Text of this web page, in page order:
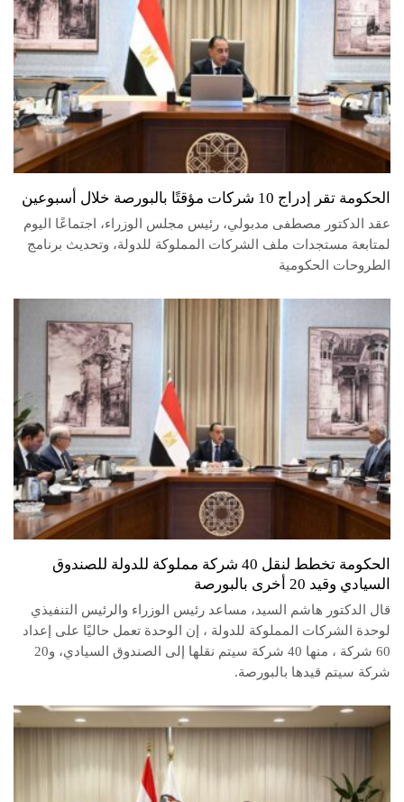
الحكومة تقر إدراج 10 شركات مؤقتًا بالبورصة خلال أسبوعين
عقد الدكتور مصطفى مدبولي، رئيس مجلس الوزراء، اجتماعًا اليوم
لمتابعة مستجدات ملف الشركات المملوكة للدولة، وتحديث برنامج
الطروحات الحكومية
الحكومة تخطط لنقل 40 شركة مملوكة للدولة للصندوق
السيادي وقيد 20 أخرى بالبورصة
قال الدكتور هاشم السيد، مساعد رئيس الوزراء والرئيس التنفيذي
لوحدة الشركات المملوكة للدولة ، إن الوحدة تعمل حاليًا على إعداد
60 شركة ، منها 40 شركة سيتم نقلها إلى الصندوق السيادي، و20
شركة سيتم قيدها بالبورصة.